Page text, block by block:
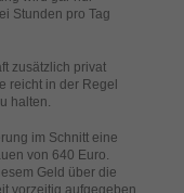
Stunden pro Tag
zusätzlich privat
reicht in der Regel
halten.
im Schnitt eine
von 640 Euro.
Geld über die
verbessern.
werden (z. B. IP-
über die
Cookies. Sie
geben oder sich
so nur bestimmte